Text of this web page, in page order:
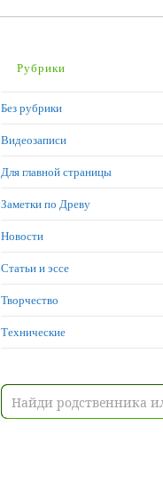
Рубрики
Без рубрики
Видеозаписи
Для главной страницы
Заметки по Древу
Новости
Статьи и эссе
Творчество
Технические